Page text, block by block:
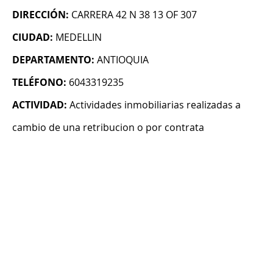
DIRECCIÓN: CARRERA 42 N 38 13 OF 307
CIUDAD: MEDELLIN
DEPARTAMENTO: ANTIOQUIA
TELÉFONO: 6043319235
ACTIVIDAD: Actividades inmobiliarias realizadas a
cambio de una retribucion o por contrata